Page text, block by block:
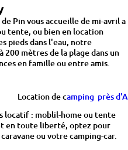
Pin vous accueille de mi-avril a
tente, ou bien en location
pieds dans l'eau, notre
mètres de la plage dans un
en famille ou entre amis.
Location de camping près
locatif : moblil-home ou tente
en toute liberté, optez pour
ou votre camping-car.